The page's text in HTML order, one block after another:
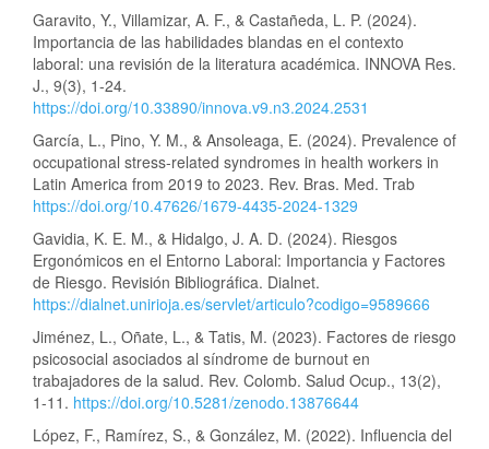
Garavito, Y., Villamizar, A. F., & Castañeda, L. P. (2024).
Importancia de las habilidades blandas en el contexto
laboral: una revisión de la literatura académica. INNOVA Res.
J., 9(3), 1-24.
https://doi.org/10.33890/innova.v9.n3.2024.2531
García, L., Pino, Y. M., & Ansoleaga, E. (2024). Prevalence of
occupational stress-related syndromes in health workers in
Latin America from 2019 to 2023. Rev. Bras. Med. Trab
https://doi.org/10.47626/1679-4435-2024-1329
Gavidia, K. E. M., & Hidalgo, J. A. D. (2024). Riesgos
Ergonómicos en el Entorno Laboral: Importancia y Factores
de Riesgo. Revisión Bibliográfica. Dialnet.
https://dialnet.unirioja.es/servlet/articulo?codigo=9589666
Jiménez, L., Oñate, L., & Tatis, M. (2023). Factores de riesgo
psicosocial asociados al síndrome de burnout en
trabajadores de la salud. Rev. Colomb. Salud Ocup., 13(2),
1-11. https://doi.org/10.5281/zenodo.13876644
López, F., Ramírez, S., & González, M. (2022). Influencia del